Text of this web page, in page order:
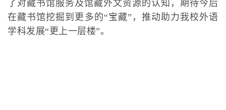
了对藏书馆服务及馆藏外文资源的认知，期待今后
在藏书馆挖掘到更多的“宝藏”，推动助力我校外语
学科发展“更上一层楼”。